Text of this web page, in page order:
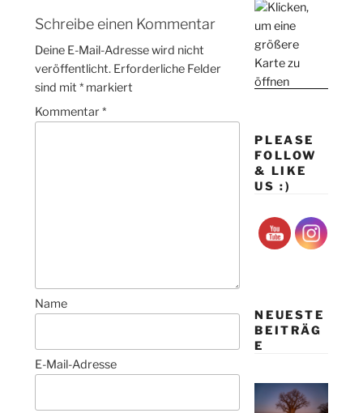
Schreibe einen Kommentar
Deine E-Mail-Adresse wird nicht
veröffentlicht. Erforderliche Felder
sind mit* markiert
Kommentar*
Name
E-Mail-Adresse
PLEASE
FOLLOW
& LIKE
US :)
NEUESTE
BEITRÄG
E